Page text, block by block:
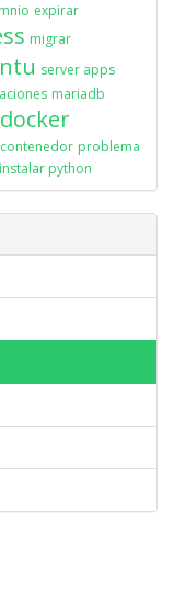
expirar
migrar
server apps
mariadb
docker
contenedor problema
instalar python